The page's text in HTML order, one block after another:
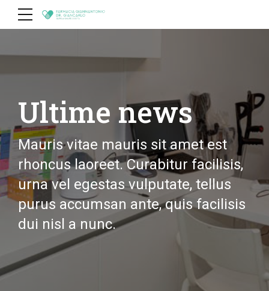
Ultime news
Mauris vitae mauris sit amet est
rhoncus laoreet. Curabitur facilisis,
urna vel egestas vulputate, tellus
purus accumsan ante, quis facilisis
dui nisl a nunc.